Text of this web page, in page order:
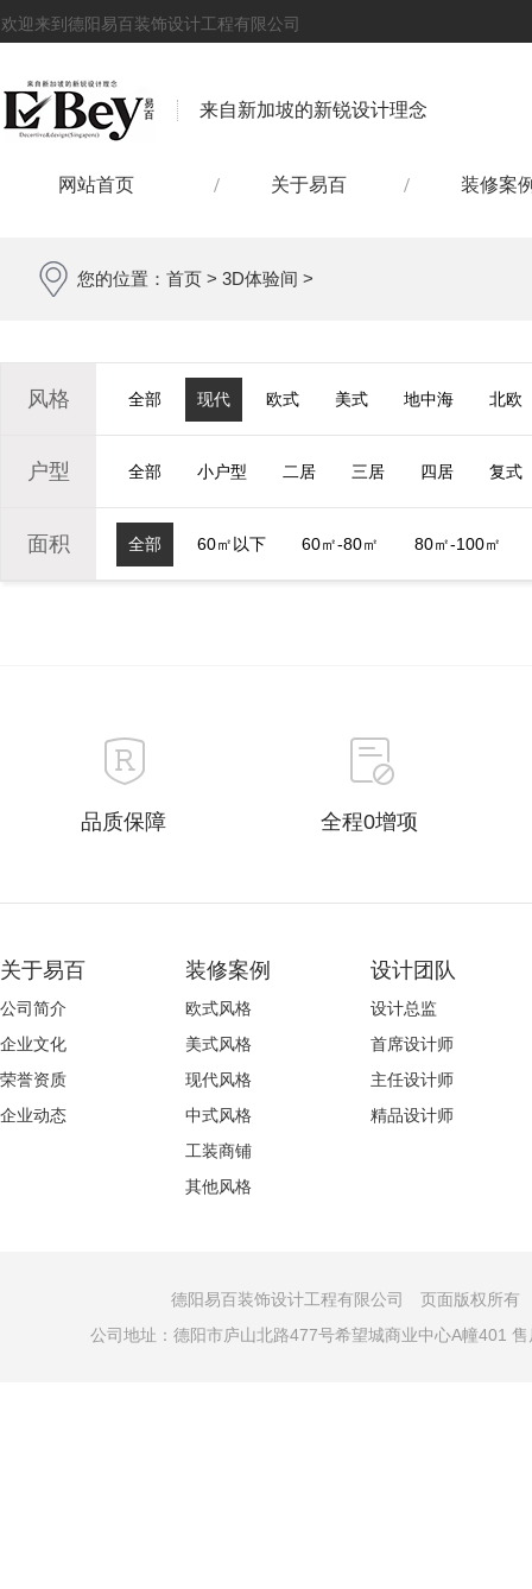
欢迎来到德阳易百装饰设计工程有限公司
来自新加坡的新锐设计理念
网站首页 关于易百 装修案
您的位置： 首页 > 3D体验间 >
风格 全部 现代 欧式 美式 地中海 北欧
户型 全部 小户型 二居 三居 四居 复式
面积 全部 60㎡以下 60㎡-80㎡ 80㎡-100㎡
品质保障 全程0增项
关于易百
公司简介
企业文化
荣誉资质
企业动态
装修案例
欧式风格
美式风格
现代风格
中式风格
工装商铺
其他风格
设计团队
设计总监
首席设计师
主任设计师
精品设计师
德阳易百装饰设计工程有限公司 页面版权所
公司地址：德阳市庐山北路477号希望城商业中心A幢401